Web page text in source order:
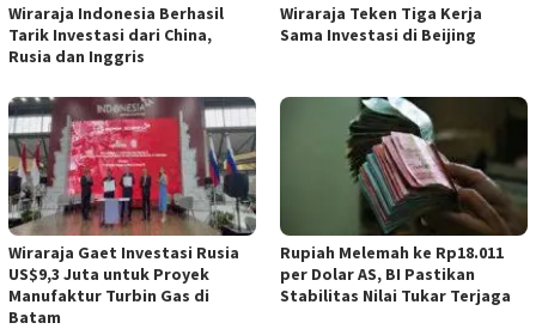
Wiraraja Indonesia Berhasil
Tarik Investasi dari China,
Rusia dan Inggris
Wiraraja Teken Tiga Kerja
Sama Investasi di Beijing
Wiraraja Gaet Investasi Rusia
US$9,3 Juta untuk Proyek
Manufaktur Turbin Gas di
Batam
Rupiah Melemah ke Rp18.011
per Dolar AS, BI Pastikan
Stabilitas Nilai Tukar Terjaga